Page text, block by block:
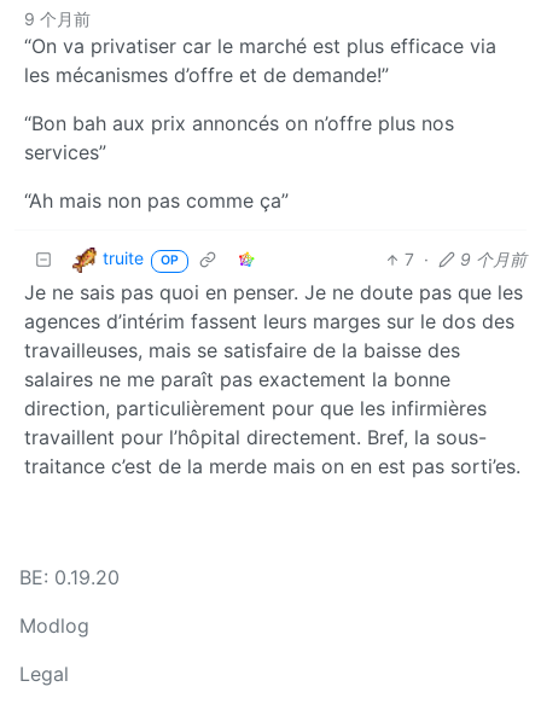
9 个月前
“On va privatiser car le marché est plus efficace via
les mécanismes d’offre et de demande!”
“Bon bah aux prix annoncés on n’offre plus nos
services”
“Ah mais non pas comme ça”
truite OP 7 · 9 个月前
Je ne sais pas quoi en penser. Je ne doute pas que les
agences d’intérim fassent leurs marges sur le dos des
travailleuses, mais se satisfaire de la baisse des
salaires ne me paraît pas exactement la bonne
direction, particulièrement pour que les infirmières
travaillent pour l’hôpital directement. Bref, la sous-
traitance c’est de la merde mais on en est pas sorti’es.
BE: 0.19.20
Modlog
Legal